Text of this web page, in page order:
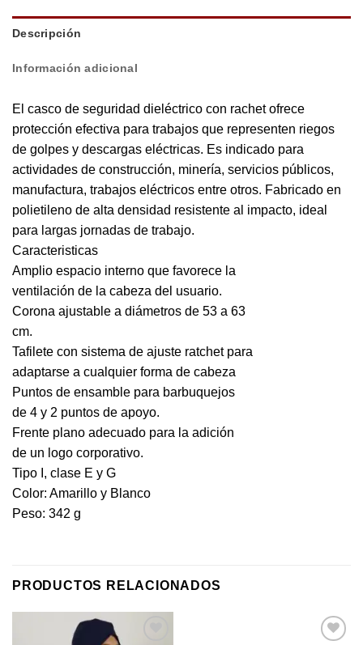
Descripción
Información adicional
El casco de seguridad dieléctrico con rachet ofrece
protección efectiva para trabajos que representen riegos
de golpes y descargas eléctricas. Es indicado para
actividades de construcción, minería, servicios públicos,
manufactura, trabajos eléctricos entre otros. Fabricado en
polietileno de alta densidad resistente al impacto, ideal
para largas jornadas de trabajo.
Caracteristicas
Amplio espacio interno que favorece la
ventilación de la cabeza del usuario.
Corona ajustable a diámetros de 53 a 63
cm.
Tafilete con sistema de ajuste ratchet para
adaptarse a cualquier forma de cabeza
Puntos de ensamble para barbuquejos
de 4 y 2 puntos de apoyo.
Frente plano adecuado para la adición
de un logo corporativo.
Tipo I, clase E y G
Color: Amarillo y Blanco
Peso: 342 g
PRODUCTOS RELACIONADOS